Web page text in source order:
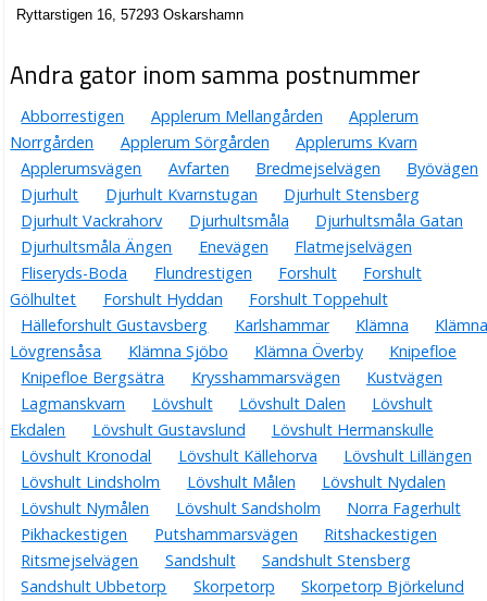
Ryttarstigen 16, 57293 Oskarshamn
Andra gator inom samma postnummer
Abborrestigen Applerum Mellangården
Applerum
Norrgården
Applerum Sörgården
Applerums Kvarn
Applerumsvägen
Avfarten Bredmejselvägen
Byövägen
Djurhult
Djurhult Kvarnstugan
Djurhult Stensberg
Djurhult Vackrahorv
Djurhultsmåla
Djurhultsmåla Gatan
Djurhultsmåla Ängen
Enevägen
Flatmejselvägen
Fliseryds-Boda
Flundrestigen Forshult
Forshult
Gölhultet
Forshult Hyddan
Forshult Toppehult
Hälleforshult Gustavsberg
Karlshammar Klämna
Klämna
Lövgrensåsa
Klämna Sjöbo Klämna Överby
Knipefloe
Knipefloe Bergsätra
Krysshammarsvägen
Kustvägen
Lagmanskvarn
Lövshult Lövshult Dalen
Lövshult
Ekdalen
Lövshult Gustavslund
Lövshult Hermanskulle
Lövshult Kronodal
Lövshult Källehorva
Lövshult Lillängen
Lövshult Lindsholm
Lövshult Målen
Lövshult Nydalen
Lövshult Nymålen
Lövshult Sandsholm
Norra Fagerhult
Pikhackestigen
Putshammarsvägen
Ritshackestigen
Ritsmejselvägen
Sandshult
Sandshult Stensberg
Sandshult Ubbetorp
Skorpetorp
Skorpetorp Björkelund